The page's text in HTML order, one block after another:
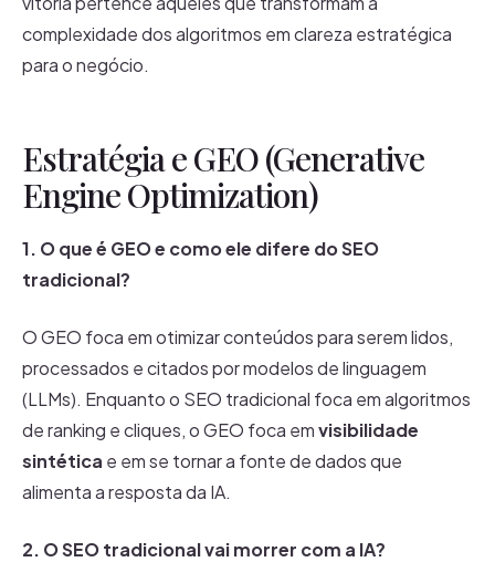
complexidade dos algoritmos em clareza estratégica
para o negócio.
Estratégia e GEO (Generative
Engine Optimization)
1. O que é GEO e como ele difere do SEO
tradicional?
O GEO foca em otimizar conteúdos para serem lidos,
processados e citados por modelos de linguagem
(LLMs). Enquanto o SEO tradicional foca em algoritmos
de ranking e cliques, o GEO foca emvisibilidade
sintética e em se tornar a fonte de dados que
alimenta a resposta da IA.
2. O SEO tradicional vai morrer com a IA?